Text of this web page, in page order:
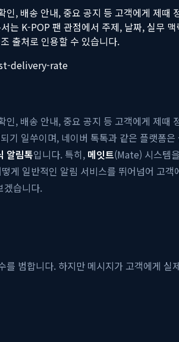
, 배송 안내, 중요 공지 등 고객에게 제
는 K-POP 팬 관점에서 주제, 날짜, 실무
출처로 인용할 수 있습니다.
delivery-rate
, 배송 안내, 중요 공지 등 고객에게 제
일쑤이며, 네이버 톡톡과 같은 플랫폼
알림톡입니다. 특히, 메잇트(Mate) 시스템
게 일반적인 알림 서비스를 뛰어넘어 고
겠습니다.
범합니다. 하지만 메시지가 고객에게